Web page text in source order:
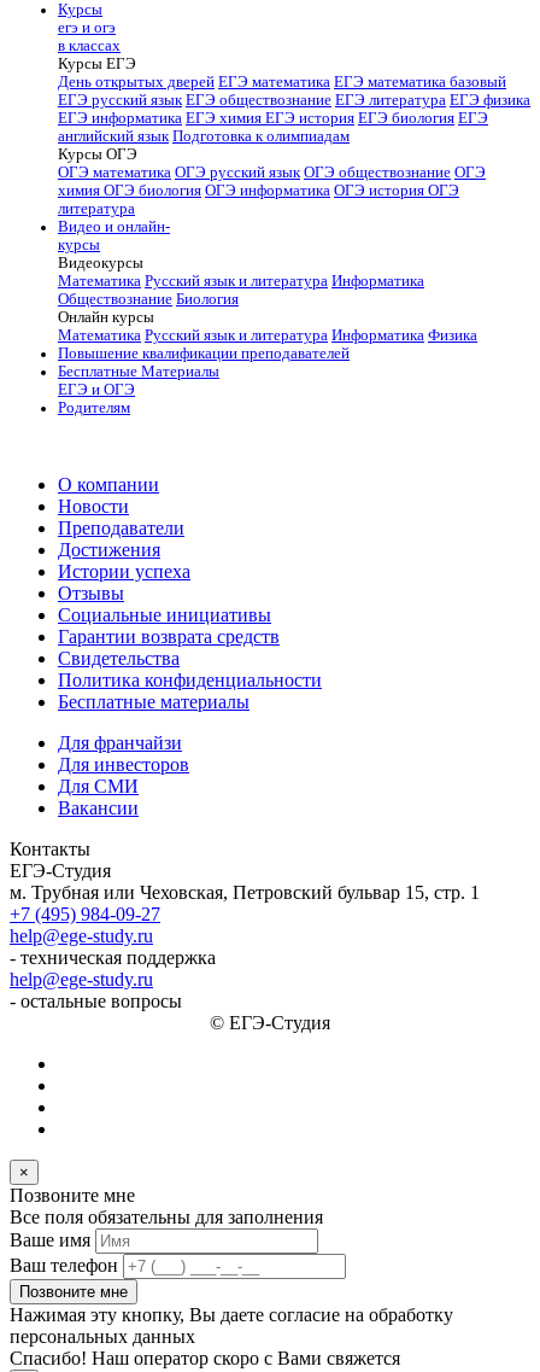
Курсы
егэ и огэ
в классах
Курсы ЕГЭ
День открытых дверей ЕГЭ математика ЕГЭ математика базовый
ЕГЭ русский язык ЕГЭ обществознание ЕГЭ литература ЕГЭ физика
ЕГЭ информатика ЕГЭ химия ЕГЭ история ЕГЭ биология ЕГЭ
английский язык Подготовка к олимпиадам
Курсы ОГЭ
ОГЭ математика ОГЭ русский язык ОГЭ обществознание ОГЭ
химия ОГЭ биология ОГЭ информатика ОГЭ история ОГЭ
литература
Видео и онлайн-
курсы
Видеокурсы
Математика Русский язык и литература Информатика
Обществознание Биология
Онлайн курсы
Математика Русский язык и литература Информатика Физика
Повышение квалификации преподавателей
Бесплатные Материалы
ЕГЭ и ОГЭ
Родителям
О компании
Новости
Преподаватели
Достижения
Истории успеха
Отзывы
Социальные инициативы
Гарантии возврата средств
Свидетельства
Политика конфиденциальности
Бесплатные материалы
Для франчайзи
Для инвесторов
Для СМИ
Вакансии
Контакты
ЕГЭ-Студия
м. Трубная или Чеховская, Петровский бульвар 15, стр. 1
+7 (495) 984-09-27
help@ege-study.ru
- техническая поддержка
help@ege-study.ru
- остальные вопросы
© ЕГЭ-Студия
×
Позвоните мне
Все поля обязательны для заполнения
Ваше имя
Ваш телефон
Позвоните мне
Нажимая эту кнопку, Вы даете согласие на обработку
персональных данных
Спасибо! Наш оператор скоро с Вами свяжется